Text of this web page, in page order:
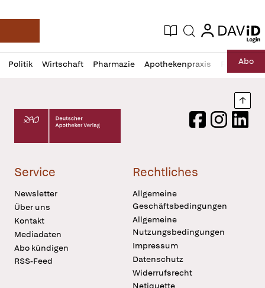
Deutsche Apotheker Zeitung
Aktuelle Ausgabe
Suche login
login
Politik Wirtschaft Pharmazie Apothekenpraxis RechtAbo
Profil
öffnen
Daz
Pur
Deutscher Apotheker Verlag Logo
FacebookInstagram
Service
Newsletter
Über uns
Kontakt
Mediadaten
Abo kündigen
RSS-Feed
Rechtliches
Allgemeine
Geschäftsbedingungen
Allgemeine
Nutzungsbedingungen
Impressum
Datenschutz
Widerrufsrecht